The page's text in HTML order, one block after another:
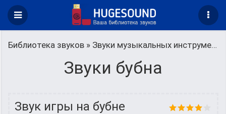
Библиотека звуков » Звуки музыкальных инструментов
Звуки бубна
Звук игры на бубне